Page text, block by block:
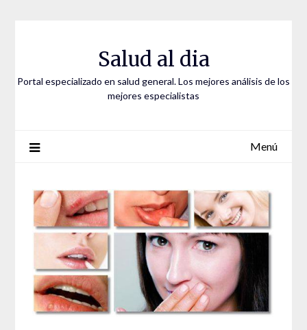
Salud al dia
Portal especializado en salud general. Los mejores análisis de los
mejores especialistas
Menú